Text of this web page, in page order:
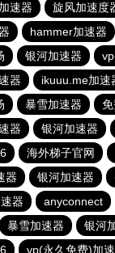
速器 旋风加速度
hammer加速器
银河加速器
器
ikuuu.me加速
暴雪加速器
器 银河加速器
海外梯子官网
器 银河加速器
器 anyconnect
暴雪加速器
银河
vp(永久免费)加